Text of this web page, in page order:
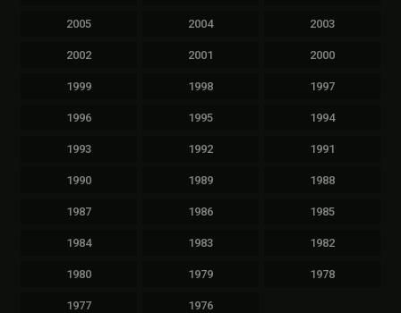
2005 2004 2003
2002 2001 2000
1999 1998 1997
1996 1995 1994
1993 1992 1991
1990 1989 1988
1987 1986 1985
1984 1983 1982
1980 1979 1978
1977 1976